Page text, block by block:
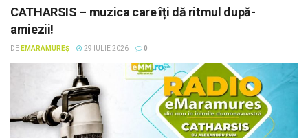
CATHARSIS – muzica care îți dă ritmul după-
amiezii!
DE EMARAMUREȘ 29 IULIE 2026 0